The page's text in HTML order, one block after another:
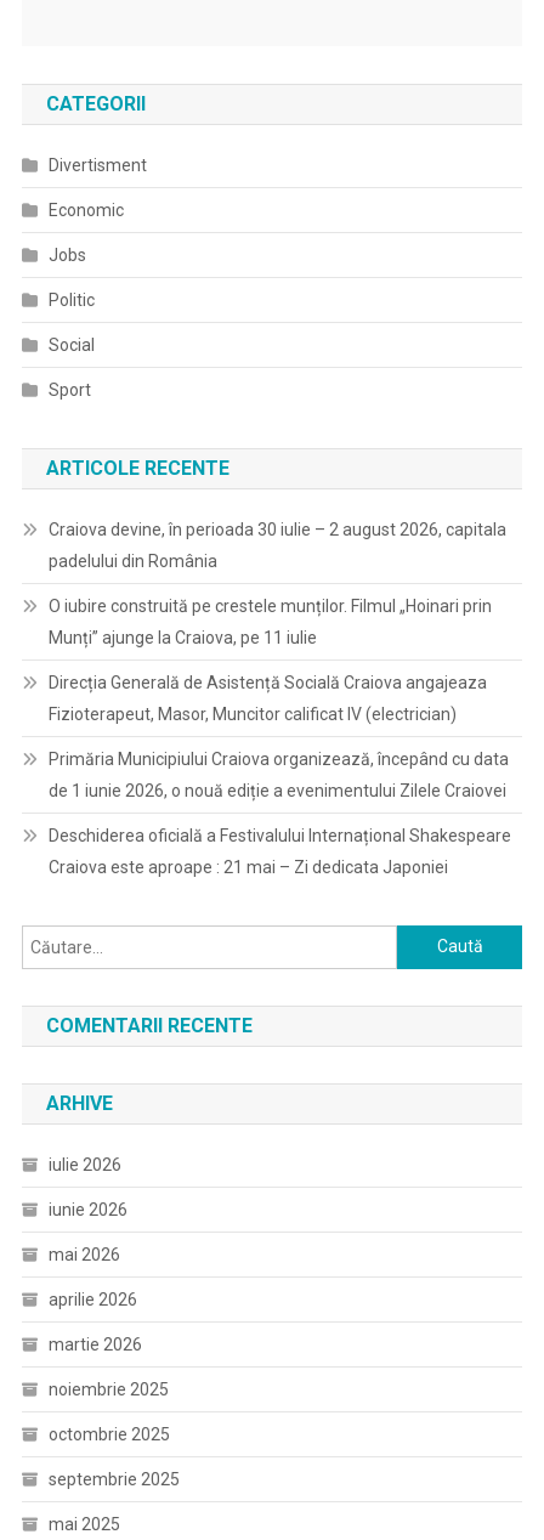
CATEGORII
Divertisment
Economic
Jobs
Politic
Social
Sport
ARTICOLE RECENTE
Craiova devine, în perioada 30 iulie – 2 august 2026, capitala
padelului din România
O iubire construită pe crestele munților. Filmul „Hoinari prin
Munți” ajunge la Craiova, pe 11 iulie
Direcția Generală de Asistență Socială Craiova angajeaza
Fizioterapeut, Masor, Muncitor calificat IV (electrician)
Primăria Municipiului Craiova organizează, începând cu data
de 1 iunie 2026, o nouă ediție a evenimentului Zilele Craiovei
Deschiderea oficială a Festivalului Internațional Shakespeare
Craiova este aproape : 21 mai – Zi dedicata Japoniei
Caută
după:
COMENTARII RECENTE
ARHIVE
iulie 2026
iunie 2026
mai 2026
aprilie 2026
martie 2026
noiembrie 2025
octombrie 2025
septembrie 2025
mai 2025